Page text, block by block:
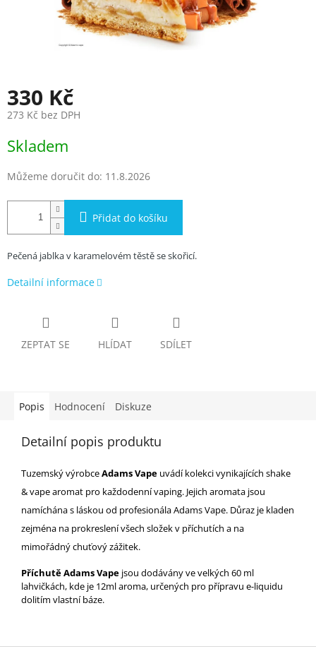
330 Kč
273 Kč bez DPH
cena:
Skladem
Můžeme doručit do: 11.8.2026
Přidat do košíku
Pečená jablka v karamelovém těstě se skořicí.
Detailní informace
ZEPTAT SE HLÍDAT SDÍLET
Popis Hodnocení Diskuze
Detailní popis produktu
Tuzemský výrobceAdams Vape uvádí kolekci vynikajících shake
& vape aromat pro každodenní vaping. Jejich aromata jsou
namíchána s láskou od profesionála Adams Vape. Důraz je kladen
zejména na prokreslení všech složek v příchutích a na
mimořádný chuťový zážitek.
Příchutě Adams Vape jsou dodávány ve velkých 60 ml
lahvičkách, kde je 12ml aroma, určených pro přípravu e-liquidu
dolitím vlastní báze.